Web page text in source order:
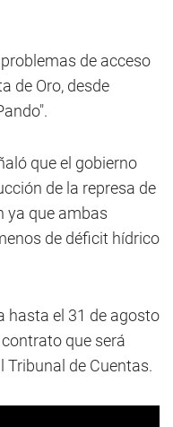
de acceso
de Oro, desde
que el gobierno
de la represa de
ya que ambas
de déficit hídrico
hasta el 31 de agosto
que será
Tribunal de Cuentas.